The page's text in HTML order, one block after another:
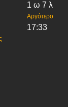
1 ω 7 λ
Αργότερο
17:33